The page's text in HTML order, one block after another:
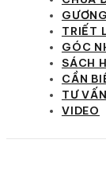
TRIẾT
GÓC
SÁCH
CẦN
TƯ VẤN
VIDEO